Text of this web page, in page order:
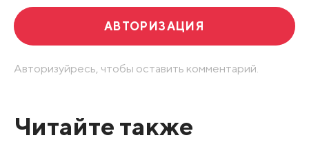
АВТОРИЗАЦИЯ
Авторизуйресь, чтобы оставить комментарий.
Читайте также